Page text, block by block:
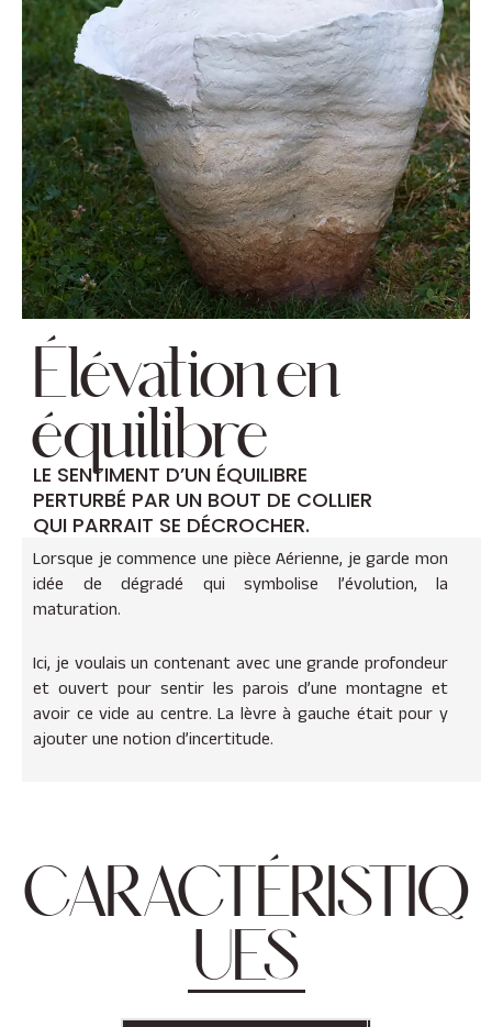
Élévation en
équilibre
LE SENTIMENT D’UN ÉQUILIBRE
PERTURBÉ PAR UN BOUT DE COLLIER
QUI PARRAIT SE DÉCROCHER.
Lorsque je commence une pièce Aérienne, je garde mon
idée de dégradé qui symbolise l’évolution, la
maturation.
Ici, je voulais un contenant avec une grande profondeur
et ouvert pour sentir les parois d’une montagne et
avoir ce vide au centre. La lèvre à gauche était pour y
ajouter une notion d’incertitude.
CARACTÉRISTIQ
UES